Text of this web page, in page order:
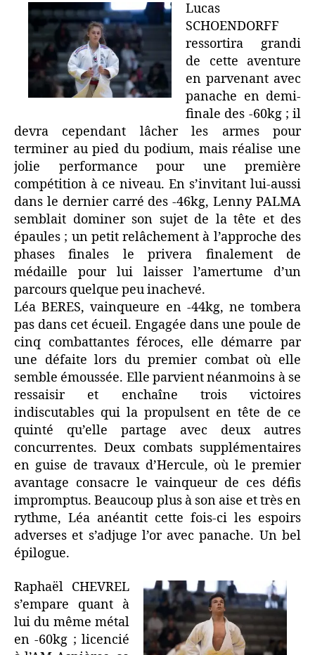
Lucas
SCHOENDORFF
ressortira grandi
de cette aventure
en parvenant avec
panache en demi-
finale des -60kg ; il
devra cependant lâcher les armes pour
terminer au pied du podium, mais réalise une
jolie performance pour une première
compétition à ce niveau. En s’invitant lui-aussi
dans le dernier carré des -46kg, Lenny PALMA
semblait dominer son sujet de la tête et des
épaules ; un petit relâchement à l’approche des
phases finales le privera finalement de
médaille pour lui laisser l’amertume d’un
parcours quelque peu inachevé.
Léa BERES, vainqueure en -44kg, ne tombera
pas dans cet écueil. Engagée dans une poule de
cinq combattantes féroces, elle démarre par
une défaite lors du premier combat où elle
semble émoussée. Elle parvient néanmoins à se
ressaisir et enchaîne trois victoires
indiscutables qui la propulsent en tête de ce
quinté qu’elle partage avec deux autres
concurrentes. Deux combats supplémentaires
en guise de travaux d’Hercule, où le premier
avantage consacre le vainqueur de ces défis
impromptus. Beaucoup plus à son aise et très en
rythme, Léa anéantit cette fois-ci les espoirs
adverses et s’adjuge l’or avec panache. Un bel
épilogue.
Raphaël CHEVREL
s’empare quant à
lui du même métal
en -60kg ; licencié